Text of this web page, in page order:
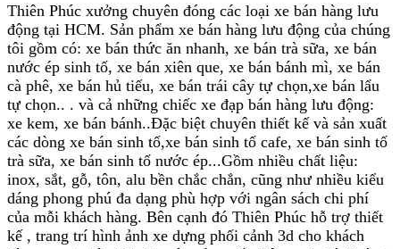
Thiên Phúc xưởng chuyên đóng các loại xe bán hàng lưu
động tại HCM. Sản phẩm xe bán hàng lưu động của chúng
tôi gồm có: xe bán thức ăn nhanh, xe bán trà sữa, xe bán
nước ép sinh tố, xe bán xiên que, xe bán bánh mì, xe bán
cà phê, xe bán hủ tiếu, xe bán trái cây tự chọn,xe bán lẩu
tự chọn.. . và cả những chiếc xe đạp bán hàng lưu động:
xe kem, xe bán bánh..Đặc biệt chuyên thiết kế và sản xuất
các dòng xe bán sinh tố,xe bán sinh tố cafe, xe bán sinh tố
trà sữa, xe bán sinh tố nước ép...Gồm nhiều chất liệu:
inox, sắt, gỗ, tôn, alu bền chắc chắn, cũng như nhiều kiểu
dáng phong phú đa dạng phù hợp với ngân sách chi phí
của mỗi khách hàng. Bên cạnh đó Thiên Phúc hỗ trợ thiết
kế , trang trí hình ảnh xe dựng phối cảnh 3d cho khách